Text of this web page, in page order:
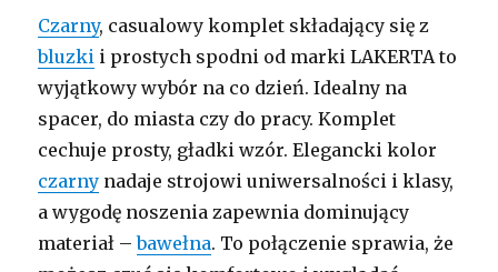
Czarny, casualowy komplet składający się z
bluzki i prostych spodni od marki LAKERTA to
wyjątkowy wybór na co dzień. Idealny na
spacer, do miasta czy do pracy. Komplet
cechuje prosty, gładki wzór. Elegancki kolor
czarny nadaje strojowi uniwersalności i klasy,
a wygodę noszenia zapewnia dominujący
materiał –bawełna. To połączenie sprawia, że